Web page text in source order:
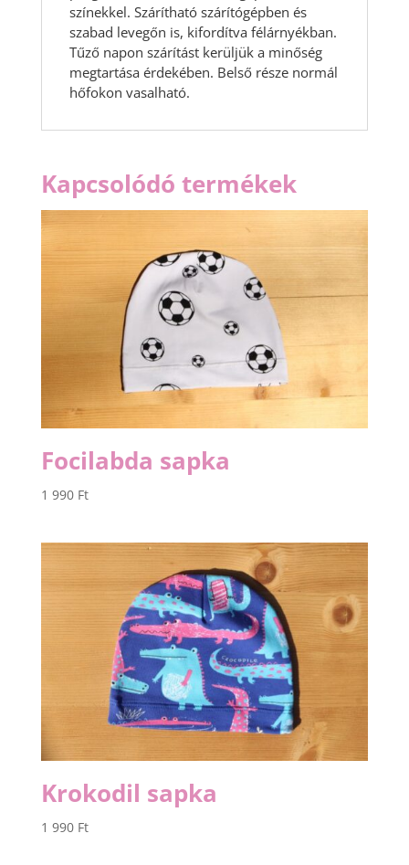
színekkel. Szárítható szárítógépben és
szabad levegőn is, kifordítva félárnyékban.
Tűző napon szárítást kerüljük a minőség
megtartása érdekében. Belső része normál
hőfokon vasalható.
Kapcsolódó termékek
Focilabda sapka
1 990 Ft
Krokodil sapka
1 990 Ft